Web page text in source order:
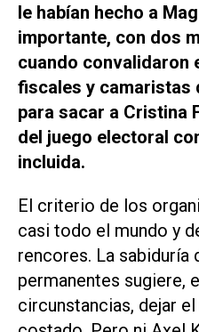
le habían hecho a
importante, con dos
cuando convalidaron
fiscales y camaristas
para sacar a Cristina
del juego electoral
incluida.
El criterio de los
casi todo el mundo y
rencores. La sabiduría
permanentes sugiere,
circunstancias, dejar